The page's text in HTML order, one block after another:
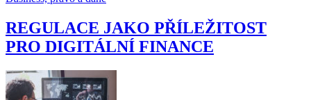
REGULACE JAKO PŘÍLEŽITOST
PRO DIGITÁLNÍ FINANCE